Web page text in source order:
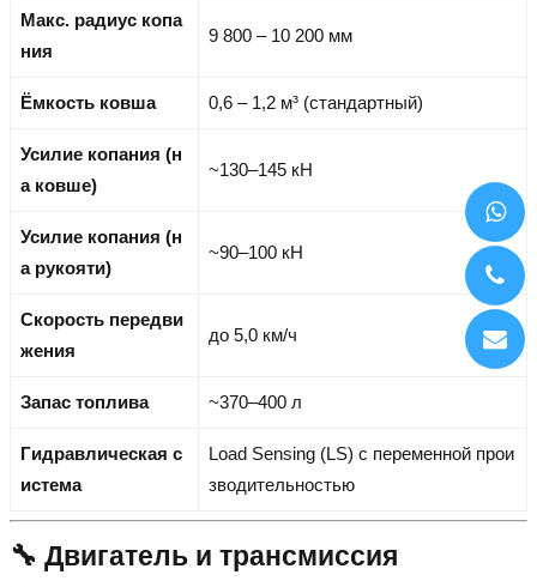
Макс. радиус копа
ния
9 800 – 10 200 мм
Ёмкость ковша 0,6 – 1,2 м³ (стандартный)
Усилие копания (н
а ковше)
~130–145 кН
Усилие копания (н
а рукояти)
~90–100 кН
Скорость передви
жения
до 5,0 км/ч
Запас топлива ~370–400 л
Гидравлическая с
истема
Load Sensing (LS) с переменной прои
зводительностью
🔧 Двигатель и трансмиссия